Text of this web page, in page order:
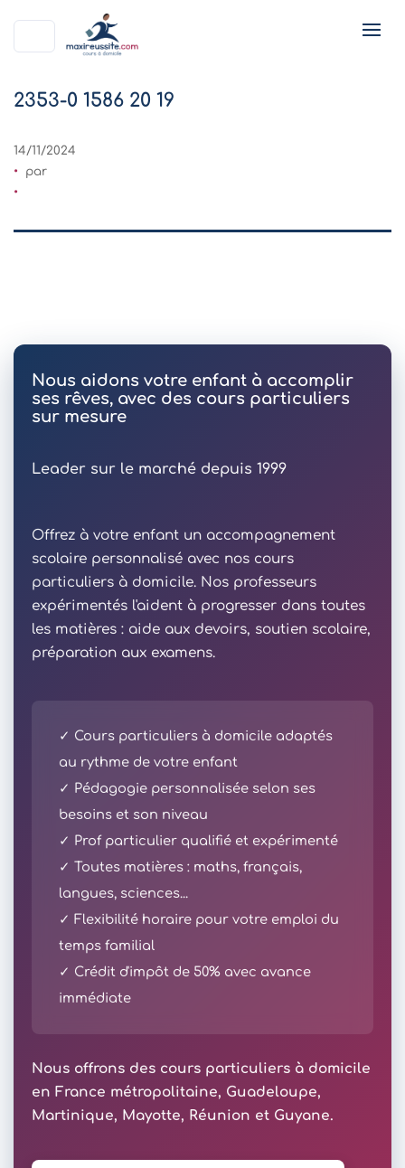
2353-0 1586 20 19
14/11/2024
par
Nous aidons votre enfant à accomplir
ses rêves, avec des cours particuliers
sur mesure
Leader sur le marché depuis 1999
Offrez à votre enfant un accompagnement
scolaire personnalisé avec nos cours
particuliers à domicile. Nos professeurs
expérimentés l'aident à progresser dans toutes
les matières : aide aux devoirs, soutien scolaire,
préparation aux examens.
✓ Cours particuliers à domicile adaptés
au rythme de votre enfant
✓ Pédagogie personnalisée selon ses
besoins et son niveau
✓ Prof particulier qualifié et expérimenté
✓ Toutes matières : maths, français,
langues, sciences...
✓ Flexibilité horaire pour votre emploi du
temps familial
✓ Crédit d'impôt de 50% avec avance
immédiate
Nous offrons des cours particuliers à domicile
en France métropolitaine, Guadeloupe,
Martinique, Mayotte, Réunion et Guyane.